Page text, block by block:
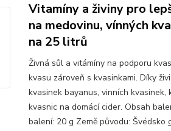
Vitamíny a živiny pro
na medovinu, vínných
na 25 litrů
Živná sůl a vitámíny na podporu
kvasu zároveň s kvasinkami. Díky
kvasinek bayanus, vinních kvasinek,
kvasnic na domácí cider. Obsah
balení: 20 g Země původu: Švédsko